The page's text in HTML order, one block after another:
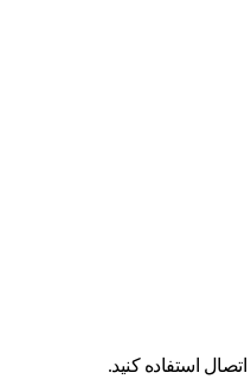
استفاده کنید.